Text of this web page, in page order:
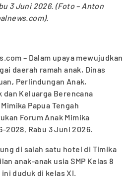
3 Juni 2026. (Foto – Anton
– Dalam upaya mewujudkan
daerah ramah anak, Dinas
Perlindungan Anak,
dan Keluarga Berencana
Papua Tengah
Forum Anak Mimika
2028, Rabu 3 Juni 2026.
di salah satu hotel di Timika
anak-anak usia SMP Kelas 8
ini duduk di kelas XI.